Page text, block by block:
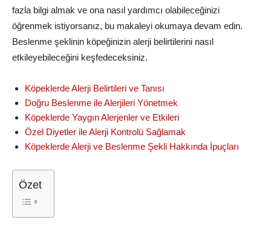
fazla bilgi almak ve ona nasıl yardımcı olabileceğinizi
öğrenmek istiyorsanız, bu makaleyi okumaya devam edin.
Beslenme şeklinin köpeğinizin alerji belirtilerini nasıl
etkileyebileceğini keşfedeceksiniz.
Köpeklerde Alerji Belirtileri ve Tanısı
Doğru Beslenme ile Alerjileri Yönetmek
Köpeklerde Yaygın Alerjenler ve Etkileri
Özel Diyetler ile Alerji Kontrolü Sağlamak
Köpeklerde Alerji ve Beslenme Şekli Hakkında İpuçları
Özet